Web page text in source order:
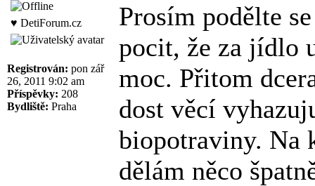
♥ DetiForum.cz
Registrován: pon zář
26, 2011 9:02 am
Příspěvky: 208
Bydliště: Praha
Prosím podělte
pocit, že za jídlo
moc. Přitom
dost věcí
biopotraviny. Na
dělám něco